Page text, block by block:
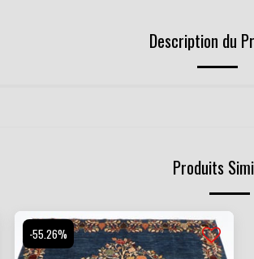
Description du
Produits
-55.26%